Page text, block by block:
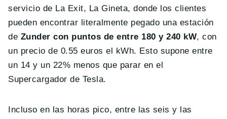
servicio de La Exit, La Gineta, donde los clientes
pueden encontrar literalmente pegado una estación
de Zunder con puntos de entre 180 y 240 kW, con
un precio de 0.55 euros el kWh. Esto supone entre
un 14 y un 22% menos que parar en el
Supercargador de Tesla.
Incluso en las horas pico, entre las seis y las